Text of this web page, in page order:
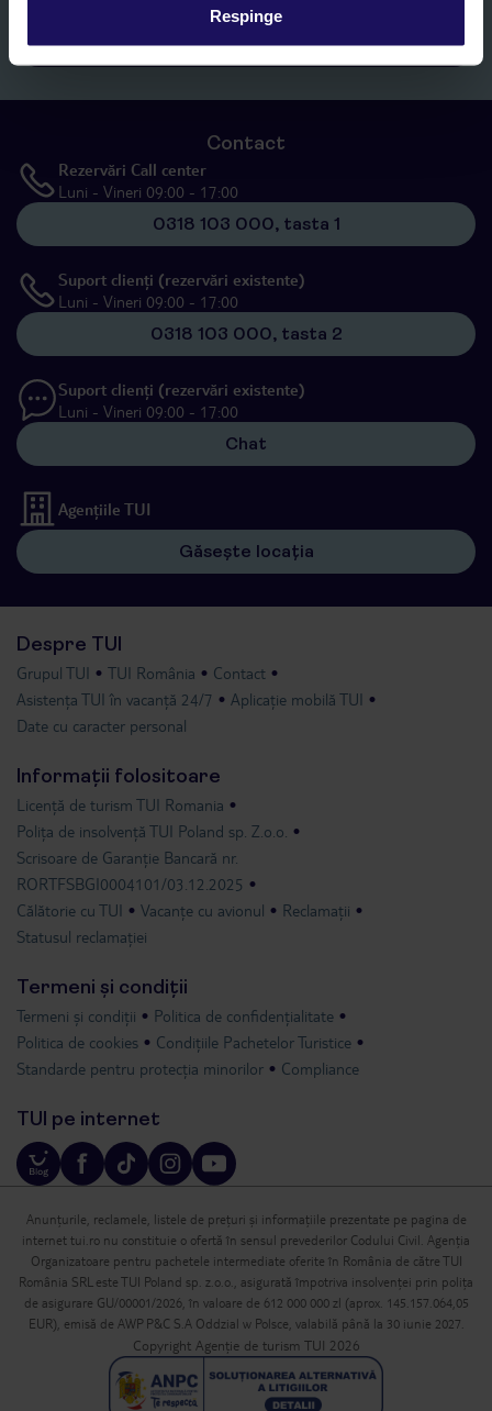
Respinge
inclusiv utilizarea așa-numitelor sisteme de apelare automată.
Înscrieți-vă
Contact
Rezervări Call center
Luni - Vineri 09:00 - 17:00
0318 103 000, tasta 1
Suport clienți (rezervări existente)
Luni - Vineri 09:00 - 17:00
0318 103 000, tasta 2
Suport clienți (rezervări existente)
Luni - Vineri 09:00 - 17:00
Chat
Agențiile TUI
Găsește locația
Despre TUI
Grupul TUI TUI România
Contact
Asistența TUI în vacanță 24/7
Aplicație mobilă TUI
Date cu caracter personal
Informații folositoare
Licență de turism TUI Romania
Polița de insolvență TUI Poland sp. Z.o.o.
Scrisoare de Garanție Bancară nr.
RORTFSBGI0004101/03.12.2025
Călătorie cu TUI
Vacanțe cu avionul
Reclamații
Statusul reclamației
Termeni și condiții
Termeni și condiții
Politica de confidențialitate
Politica de cookies
Condițiile Pachetelor Turistice
Standarde pentru protecția minorilor
Compliance
TUI pe internet
Anunțurile, reclamele, listele de prețuri și informațiile prezentate pe pagina de
internet tui.ro nu constituie o ofertă în sensul prevederilor Codului Civil. Agenția
Organizatoare pentru pachetele intermediate oferite în România de către TUI
România SRL este TUI Poland sp. z.o.o., asigurată împotriva insolvenței prin polița
de asigurare GU/00001/2026, în valoare de 612 000 000 zl (aprox. 145.157.064,05
EUR), emisă de AWP P&C S.A Oddzial w Polsce, valabilă până la 30 iunie 2027.
Copyright Agenție de turism TUI 2026